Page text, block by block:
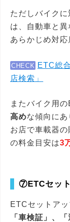
ただしバイク
は、自動車と異
あらかじめ対応
CHECK ETC総
店検索」
またバイク用
高めな傾向にあ
お店で車載器
の料金目安は3
⑦ETCセッ
ETCセットアッ
「車検証」、「